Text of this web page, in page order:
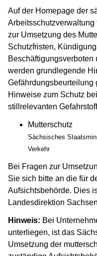
Auf der Homepage der
zur Umsetzung des
Schutzfristen,
Beschäftigungsverboten
werden grundlegende
Gefährdungsbeurteilung
Hinweise zum Schutz
stillrelevanten
Mutterschutz
Sächsisches
Verkehr
Bei Fragen zur
Sie sich bitte an die für
Aufsichtsbehörde. Dies
Landesdirektion
Hinweis: Bei
unterliegen, ist das
Umsetzung der